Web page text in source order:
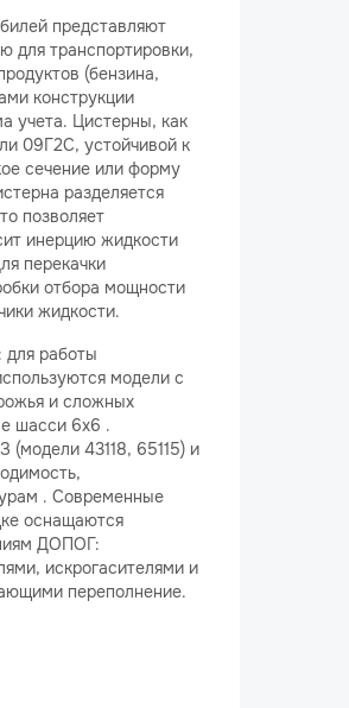
представляют
для транспортировки,
(бензина,
конструкции
учета. Цистерны, как
09Г2С, устойчивой к
сечение или форму
разделяется
позволяет
инерцию жидкости
перекачки
отбора мощности
жидкости.
для работы
модели с
и сложных
шасси 6х6 .
43118, 65115) и
. Современные
оснащаются
ДОПОГ:
искрогасителями и
переполнение.